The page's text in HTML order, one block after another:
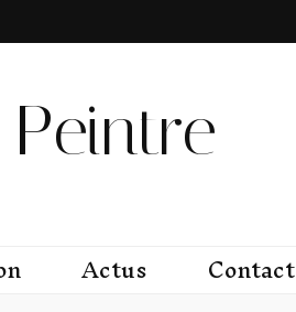
Peintre
Actus Contact